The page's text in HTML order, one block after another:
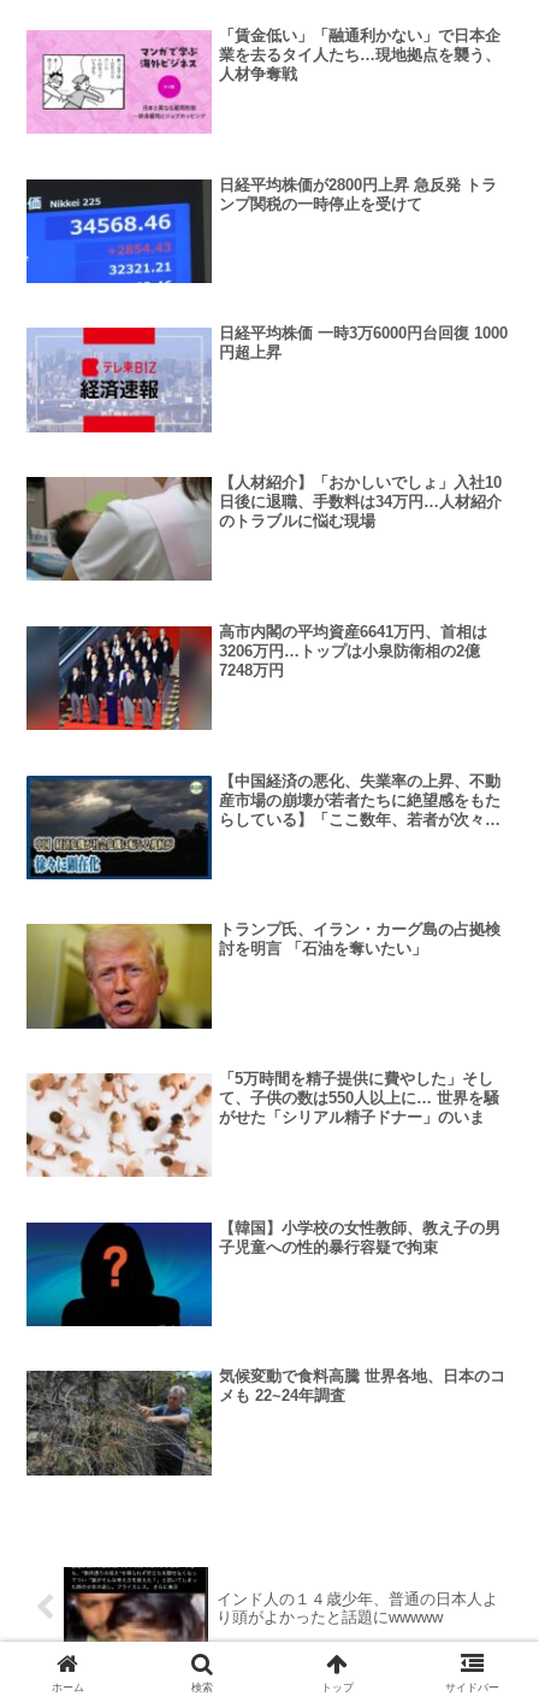
「賃金低い」「融通利かない」で日本企
業を去るタイ人たち…現地拠点を襲う、
人材争奪戦
日経平均株価が2800円上昇 急反発 トラ
ンプ関税の一時停止を受けて
日経平均株価 一時3万6000円台回復 1000
円超上昇
【人材紹介】「おかしいでしょ」入社10
日後に退職、手数料は34万円…人材紹介
のトラブルに悩む現場
高市内閣の平均資産6641万円、首相は
3206万円…トップは小泉防衛相の2億
7248万円
【中国経済の悪化、失業率の上昇、不動
産市場の崩壊が若者たちに絶望感をもた
らしている】「ここ数年、若者が次々と
トランプ氏、イラン・カーグ島の占拠検
討を明言 「石油を奪いたい」
「5万時間を精子提供に費やした」そし
て、子供の数は550人以上に… 世界を騒
がせた「シリアル精子ドナー」のいま
【韓国】小学校の女性教師、教え子の男
子児童への性的暴行容疑で拘束
気候変動で食料高騰 世界各地、日本のコ
メも 22~24年調査
インド人の１４歳少年、普通の日本人よ
り頭がよかったと話題にwwwww
ホーム 検索 トップ サイドバー